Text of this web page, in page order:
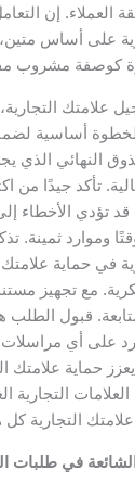
العملاء. إن
على أساس
كوصفة مشروب
علامتك
أساسية
النهائي الذي
تأكد جيدًا من
تؤدي الأخطاء إلى
وموارد ثمينة.
في حماية علامتك
مع تجهيز
قبول الطلب
على أي
يعزز حماية علامتك
التجارية
التجارية كل
في طلبات